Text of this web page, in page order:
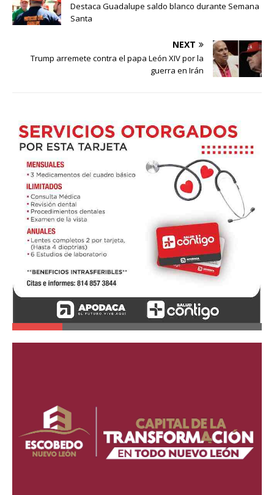
Destaca Guadalupe saldo blanco durante Semana
Santa
NEXT
Trump arremete contra el papa León XIV por la
guerra en Irán